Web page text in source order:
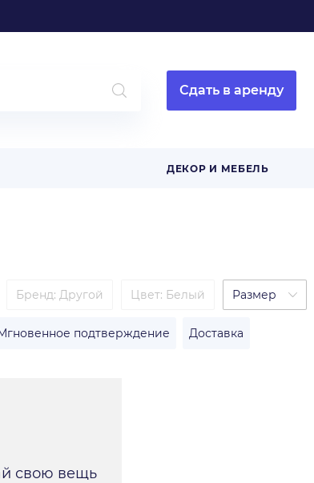
Сдать в аренду
ДЕКОР И МЕБЕЛЬ
Бренд: Другой Цвет: Белый Размер
подтверждение Доставка
свою вещь